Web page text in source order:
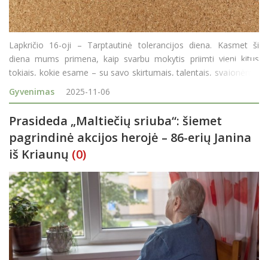
Lapkričio 16-oji – Tarptautinė tolerancijos diena. Kasmet ši
diena mums primena, kaip svarbu mokytis priimti vieni kitus
tokiais, kokie esame – su savo skirtumais, talentais, svajonėmis
ir silpnybėmis. Tolerancija nėra tik gražus žodis ar data
kalendoriuje. Tai kasdienis pasirinki
Gyvenimas 2025-11-06
Prasideda „Maltiečių sriuba“: šiemet
pagrindinė akcijos herojė – 86-erių Janina
iš Kriaunų (0)